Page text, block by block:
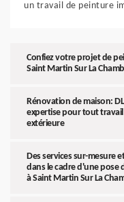
un travail de peinture
Confiez votre projet de
Saint Martin Sur La
Rénovation de maison:
expertise pour tout
extérieure
Des services sur-mesure
dans le cadre d'une pose
à Saint Martin Sur La